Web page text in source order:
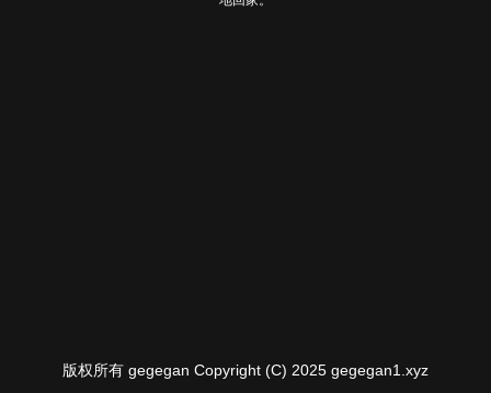
版权所有 gegegan Copyright (C) 2025 gegegan1.xyz